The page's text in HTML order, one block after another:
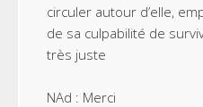
circuler autour d’elle,
de sa culpabilité de
très juste
NAd : Merci